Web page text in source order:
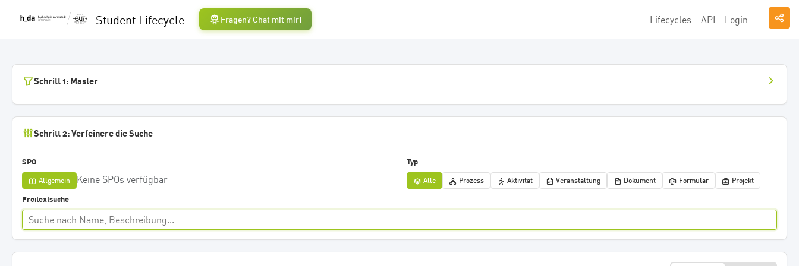
Student Lifecycle Fragen? Chat mit mir! Lifecycles API Login
Schritt 1: Master
Schritt 2: Verfeinere die Suche
SPO
Allgemein Keine SPOs verfügbar
Typ
Alle Prozess Aktivität Veranstaltung Dokument Formular Projekt
Freitextsuche